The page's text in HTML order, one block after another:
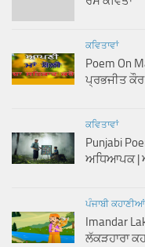
ਕਵਿਤਾਵਾਂ
Poem On
ਪ੍ਰਭਜੀਤ ਕੌਰ
ਕਵਿਤਾਵਾਂ
Punjabi
ਅਧਿਆਪਕ |
ਪੰਜਾਬੀ ਕਹਾਣੀਆਂ
Imandar
ਲੱਕੜਹਾਰਾ